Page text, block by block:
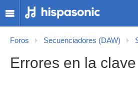
Foros Secuenciadores (DAW)
Errores en la